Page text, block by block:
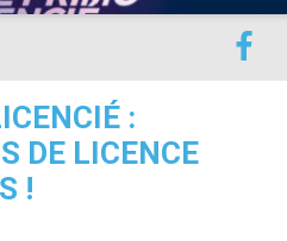
:
DE LICENCE
!